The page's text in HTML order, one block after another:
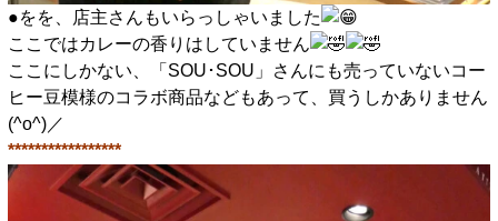
●をを、店主さんもいらっしゃいました
ここではカレーの香りはしていません
ここにしかない、「SOU･SOU」さんにも売っていないコー
ヒー豆模様のコラボ商品などもあって、買うしかありません
(^o^)／
*****************